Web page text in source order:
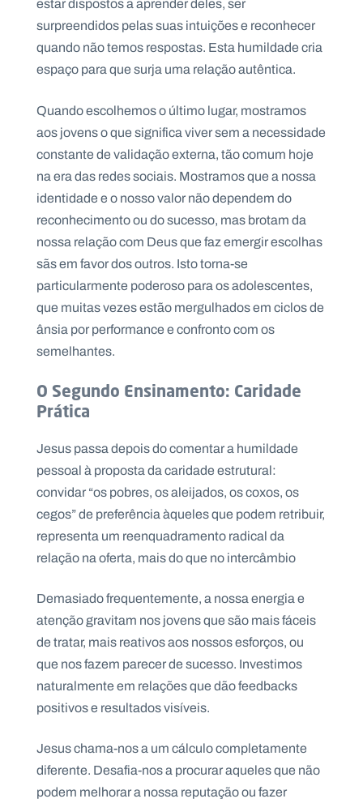
estar dispostos a aprender deles, ser
surpreendidos pelas suas intuições e reconhecer
quando não temos respostas. Esta humildade cria
espaço para que surja uma relação autêntica.
Quando escolhemos o último lugar, mostramos
aos jovens o que significa viver sem a necessidade
constante de validação externa, tão comum hoje
na era das redes sociais. Mostramos que a nossa
identidade e o nosso valor não dependem do
reconhecimento ou do sucesso, mas brotam da
nossa relação com Deus que faz emergir escolhas
sãs em favor dos outros. Isto torna-se
particularmente poderoso para os adolescentes,
que muitas vezes estão mergulhados em ciclos de
ânsia por performance e confronto com os
semelhantes.
O Segundo Ensinamento: Caridade
Prática
Jesus passa depois do comentar a humildade
pessoal à proposta da caridade estrutural:
convidar “os pobres, os aleijados, os coxos, os
cegos” de preferência àqueles que podem retribuir,
representa um reenquadramento radical da
relação na oferta, mais do que no intercâmbio
Demasiado frequentemente, a nossa energia e
atenção gravitam nos jovens que são mais fáceis
de tratar, mais reativos aos nossos esforços, ou
que nos fazem parecer de sucesso. Investimos
naturalmente em relações que dão feedbacks
positivos e resultados visíveis.
Jesus chama-nos a um cálculo completamente
diferente. Desafia-nos a procurar aqueles que não
podem melhorar a nossa reputação ou fazer